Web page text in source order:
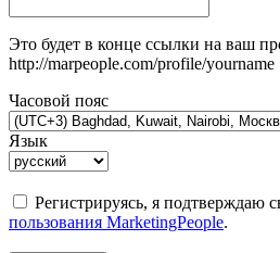
Это будет в конце ссылки на ваш
http://marpeople.com/profile/yourname
Часовой пояс
Язык
Регистрируясь, я подтверждаю
пользования MarketingPeople.